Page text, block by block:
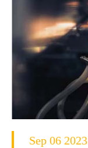
Sep 06 2023